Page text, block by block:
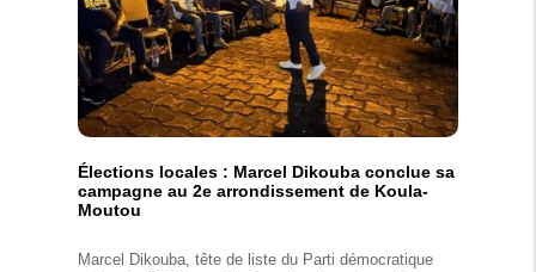
Élections locales : Marcel Dikouba conclue sa
campagne au 2e arrondissement de Koula-
Moutou
Marcel Dikouba, tête de liste du Parti démocratique